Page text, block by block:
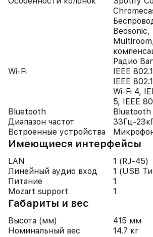
Beosonic,
Радио
Wi-Fi
IEEE
IEEE
Wi-Fi 4,
5, IEEE
Bluetooth
Bluetooth
Диапазон частот
33Гц-
Встроенные устройства
Имеющиеся интерфейсы
LAN
1 (RJ-45)
Линейный аудио вход
1 (USB
Питание
1
Mozart support
1
Габариты и вес
Высота (мм)
415 мм
Номинальный вес
14.7 кг